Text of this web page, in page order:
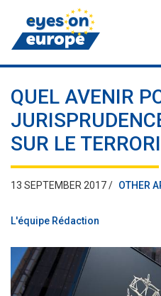
Eyes on Europe
QUEL AVENIR
SUR LE
13 SEPTEMBER 2017 / OTHER
L'équipe Rédaction